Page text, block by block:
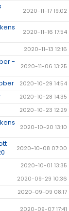
2020-11-17 19:02
2020-11-16 17:54
2020-11-13 12:16
-
2020-11-06 13:25
2020-10-29 14:54
2020-10-28 14:35
2020-10-23 12:29
2020-10-20 13:10
2020-10-08 07:00
2020-10-01 13:35
2020-09-29 10:36
2020-09-09 08:17
2020-09-07 17:41